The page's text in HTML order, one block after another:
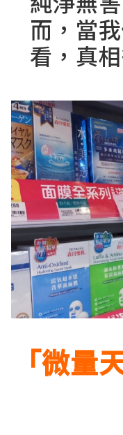
而，當
看，真
「微量